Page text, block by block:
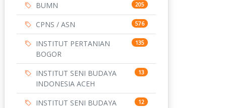
BUMN 205
CPNS / ASN 576
INSTITUT PERTANIAN
BOGOR
135
INSTITUT SENI BUDAYA
INDONESIA ACEH
13
INSTITUT SENI BUDAYA
12